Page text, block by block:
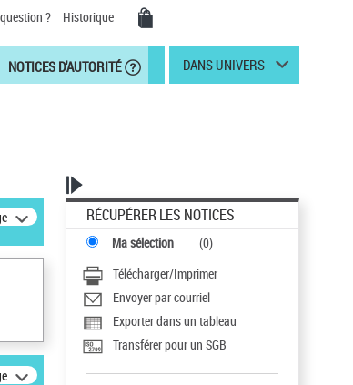
? Historique
NOTICES D'AUTORITÉ DANS UNIVERS
RÉCUPÉRER LES NOTICES
Ma sélection (0)
Télécharger/Imprimer
Envoyer par courriel
Exporter dans un tableau
Transférer pour un SGB